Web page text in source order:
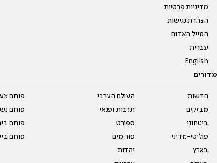
מדיניות פרטיות
הצהרת נגישות
המייל האדום
עברית
English
מדורים
חדשות
מבזקים
ביטחוני
פוליטי-מדיני
בארץ
העולם הערבי
תרבות ופנאי
ספורט
פורומים
יהדות
פורום
פורום
פורום
פורום